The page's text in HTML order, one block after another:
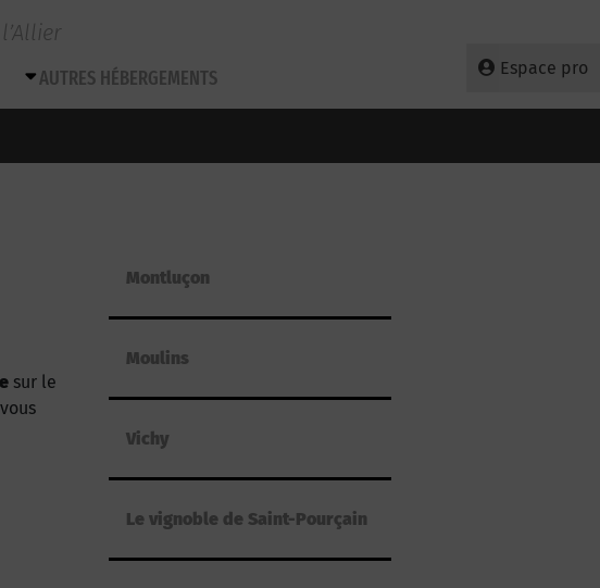
Espace pro
AUTRES HÉBERGEMENTS
sur le
Montluçon
Moulins
Vichy
Le vignoble de Saint-Pourçain